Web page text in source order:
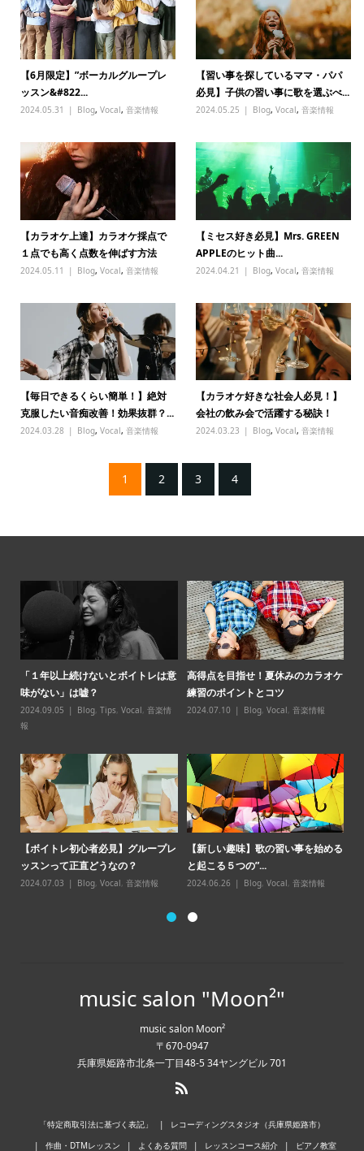
【6月限定】”ボーカルグループレ
ッスン&#822...
2024.05.31 Blog, Vocal, 音楽情報
【習い事を探しているママ・パパ
必見】子供の習い事に歌を選ぶべ...
2024.05.25 Blog,Vocal,音楽情報
【カラオケ上達】カラオケ採点で
１点でも高く点数を伸ばす方法
2024.05.11 Blog, Vocal, 音楽情報
【ミセス好き必見】Mrs. GREEN
APPLEのヒット曲...
2024.04.21 Blog,Vocal,音楽情報
【毎日できるくらい簡単！】絶対
克服したい音痴改善！効果抜群？...
2024.03.28 Blog, Vocal, 音楽情報
【カラオケ好きな社会人必見！】
会社の飲み会で活躍する秘訣！
2024.03.23 Blog,Vocal,音楽情報
1 2 3 4
「１年以上続けないとボイトレは意
味がない」は嘘？
2024.09.05 Blog, Tips, Vocal, 音楽情
報
高得点を目指せ！夏休みのカラオケ
練習のポイントとコツ
2024.07.10 Blog, Vocal, 音楽情報
【ボイトレ初心者必見】グループレ
ッスンって正直どうなの？
2024.07.03 Blog, Vocal, 音楽情報
【新しい趣味】歌の習い事を始める
と起こる５つの”...
2024.06.26 Blog, Vocal, 音楽情報
music salon "Moon²"
music salon Moon²
〒670-0947
兵庫県姫路市北条一丁目48-5 34ヤングビル 701
「特定商取引法に基づく表記」
レコーディングスタジオ（兵庫県姫路市）
作曲・DTMレッスン
よくある質問 レッスンコース紹介 ピアノ教室